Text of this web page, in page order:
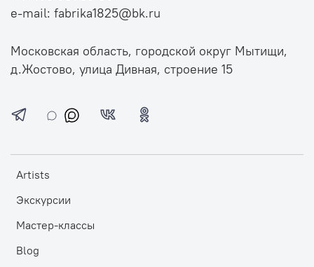
Artists
Экскурсии
Мастер-классы
Blog
e-mail: fabrika1825@bk.ru
Московская область, городской округ Мытищи,
д.Жостово, улица Дивная, строение 15